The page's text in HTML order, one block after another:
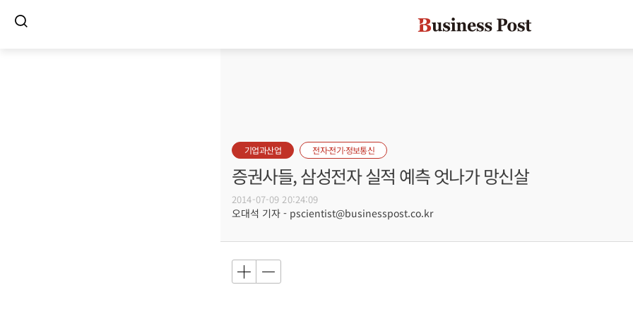
기업과산업 전자·전기·정보통신
증권사들, 삼성전자 실적 예측 엇나가 망신살
2014-07-09 20:24:09
오대석 기자 - pscientist@businesspost.co.kr